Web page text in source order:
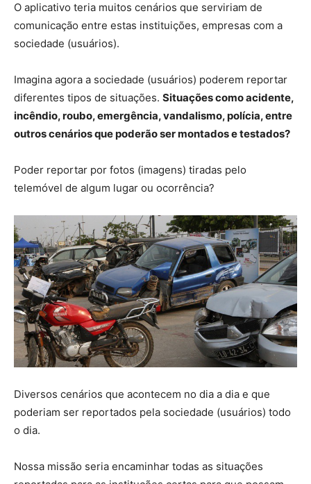
O aplicativo teria muitos cenários que serviriam de
comunicação entre estas instituições, empresas com a
sociedade (usuários).
Imagina agora a sociedade (usuários) poderem reportar
diferentes tipos de situações. Situações como acidente,
incêndio, roubo, emergência, vandalismo, polícia, entre
outros cenários que poderão ser montados e testados?
Poder reportar por fotos (imagens) tiradas pelo
telemóvel de algum lugar ou ocorrência?
Diversos cenários que acontecem no dia a dia e que
poderiam ser reportados pela sociedade (usuários) todo
o dia.
Nossa missão seria encaminhar todas as situações